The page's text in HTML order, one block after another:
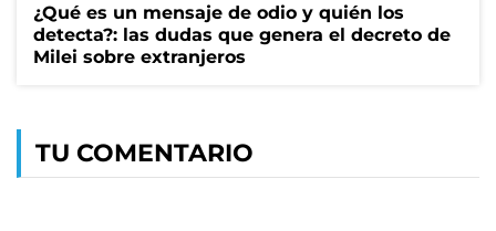
¿Qué es un mensaje de odio y quién los
detecta?: las dudas que genera el decreto de
Milei sobre extranjeros
TU COMENTARIO